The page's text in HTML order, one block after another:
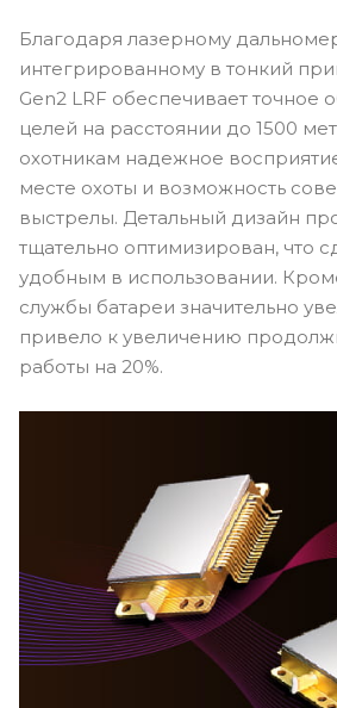
Благодаря лазерному
интегрированному в тонкий
Gen2 LRF обеспечивает точное
целей на расстоянии до 1500
охотникам надежное
месте охоты и возможность
выстрелы. Детальный дизайн
тщательно оптимизирован, что
удобным в использовании.
службы батареи значительно
привело к увеличению
работы на 20%.